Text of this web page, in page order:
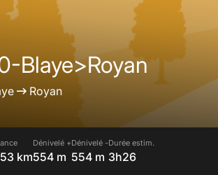
Blaye>Royan
Royan
km
Dénivelé +
554 m
Dénivelé -
554 m
Durée estim.
3h26